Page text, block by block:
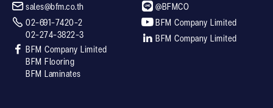
 sales@bfm.co.th
 02-691-7420-2
02-274-3822-3

BFM Company Limited
BFM Flooring
BFM Laminates
 @BFMCO
 BFM Company Limited
 BFM Company Limited